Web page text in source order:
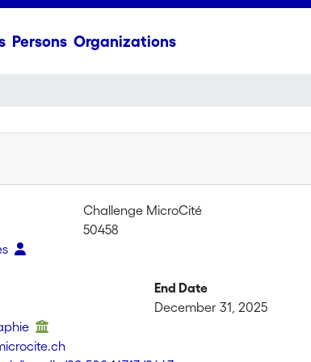
Persons Organizations
Challenge MicroCité
50458
End Date
December 31, 2025